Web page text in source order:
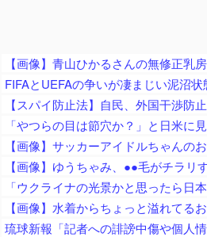
【画像】ゆうちゃみ、●●毛がチラリ